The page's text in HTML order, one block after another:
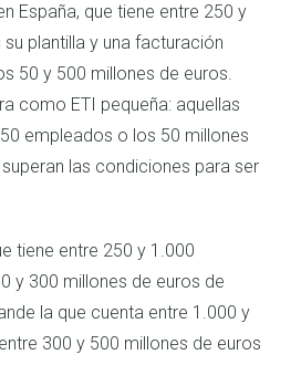
España, que tiene entre 250 y
plantilla y una facturación
50 y 500 millones de euros.
como ETI pequeña: aquellas
empleados o los 50 millones
las condiciones para ser
tiene entre 250 y 1.000
y 300 millones de euros de
la que cuenta entre 1.000 y
300 y 500 millones de euros